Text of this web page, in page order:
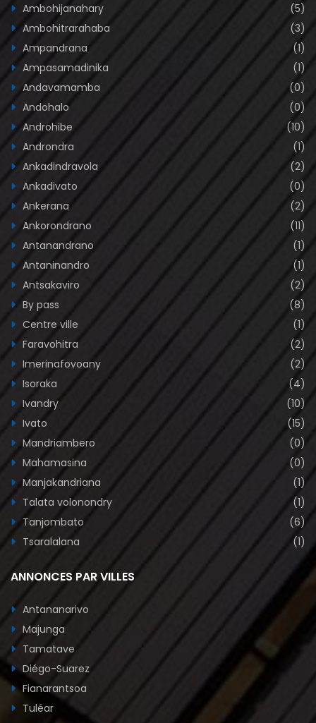
Ambohijanahary
(5)
Ambohitrarahaba
(3)
Ampandrana
(1)
Ampasamadinika
(1)
Andavamamba
(0)
Andohalo
(0)
Androhibe
(10)
Androndra
(1)
Ankadindravola
(2)
Ankadivato
(0)
Ankerana
(2)
Ankorondrano
(11)
Antanandrano
(1)
Antaninandro
(1)
Antsakaviro
(2)
By pass
(8)
Centre ville
(1)
Faravohitra
(2)
Imerinafovoany
(2)
Isoraka
(4)
Ivandry
(10)
Ivato
(15)
Mandriambero
(0)
Mahamasina
(0)
Manjakandriana
(1)
Talata volonondry
(1)
Tanjombato
(6)
Tsaralalana
(1)
ANNONCES PAR VILLES
Antananarivo
Majunga
Tamatave
Diégo-Suarez
Fianarantsoa
Tuléar